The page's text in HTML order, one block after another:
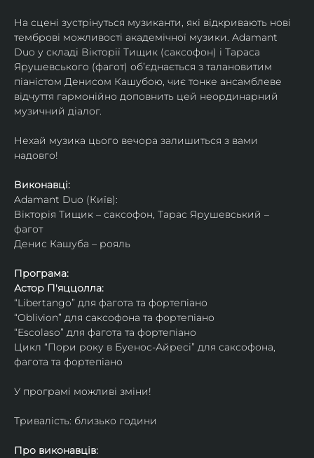
На сцені зустрінуться музиканти, які відкривають нові
темброві можливості академічної музики. Adamant
Duo у складі Вікторії Тищик (саксофон) і Тараса
Ярушевського (фагот) об’єднається з талановитим
піаністом Денисом Кашубою, чиє тонке ансамблеве
відчуття гармонійно доповнить цей неординарний
музичний діалог.
Нехай музика цього вечора залишиться з вами
надовго!
Виконавці:
Adamant Duo (Київ):
Вікторія Тищик – саксофон, Тарас Ярушевський –
фагот
Денис Кашуба – рояль
Програма:
Астор П'яццолла:
“Libertango” для фагота та фортепіано
“Oblivion” для саксофона та фортепіано
“Escolaso” для фагота та фортепіано
Цикл “Пори року в Буенос-Айресі” для саксофона,
фагота та фортепіано
У програмі можливі зміни!
Тривалість: близько години
Про виконавців: